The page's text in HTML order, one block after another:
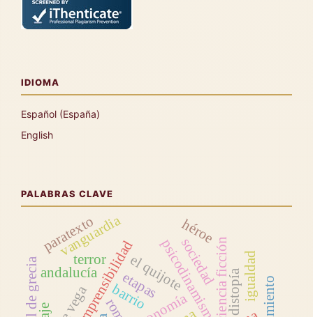
IDIOMA
Español (España)
English
PALABRAS CLAVE
incomprensibilidad psicodinamismo
terror
barrio ciencia ficción
el quijote
andalucía
vanguardia
distopía
sociedad
etapas
héroe
paratexto
igualdad